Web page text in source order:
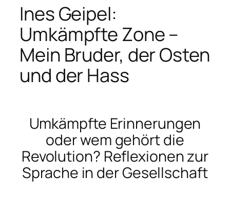
Ines Geipel:
Umkämpfte Zone –
Mein Bruder, der Osten
und der Hass
Umkämpfte Erinnerungen
oder wem gehört die
Revolution? Reflexionen zur
Sprache in der Gesellschaft